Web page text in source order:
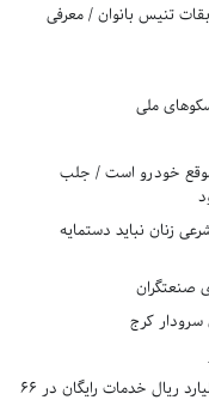
تنیس بانوان / معرفی
ملی
خودرو است / جلب
زنان نباید دستمایه
صنعتگران
رکوردزنی در عدالت درمانی البرز؛ ارائه ۱۵۳ میلیارد ریال خدمات رایگان در ۶۶